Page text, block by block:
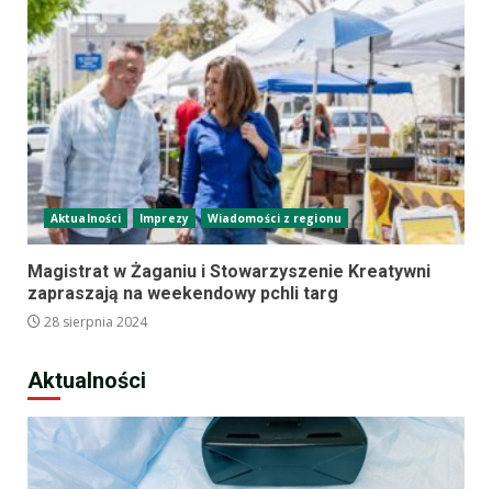
Aktualności Imprezy Wiadomości z regionu
Magistrat w Żaganiu i Stowarzyszenie Kreatywni
zapraszają na weekendowy pchli targ
28 sierpnia 2024
Aktualności